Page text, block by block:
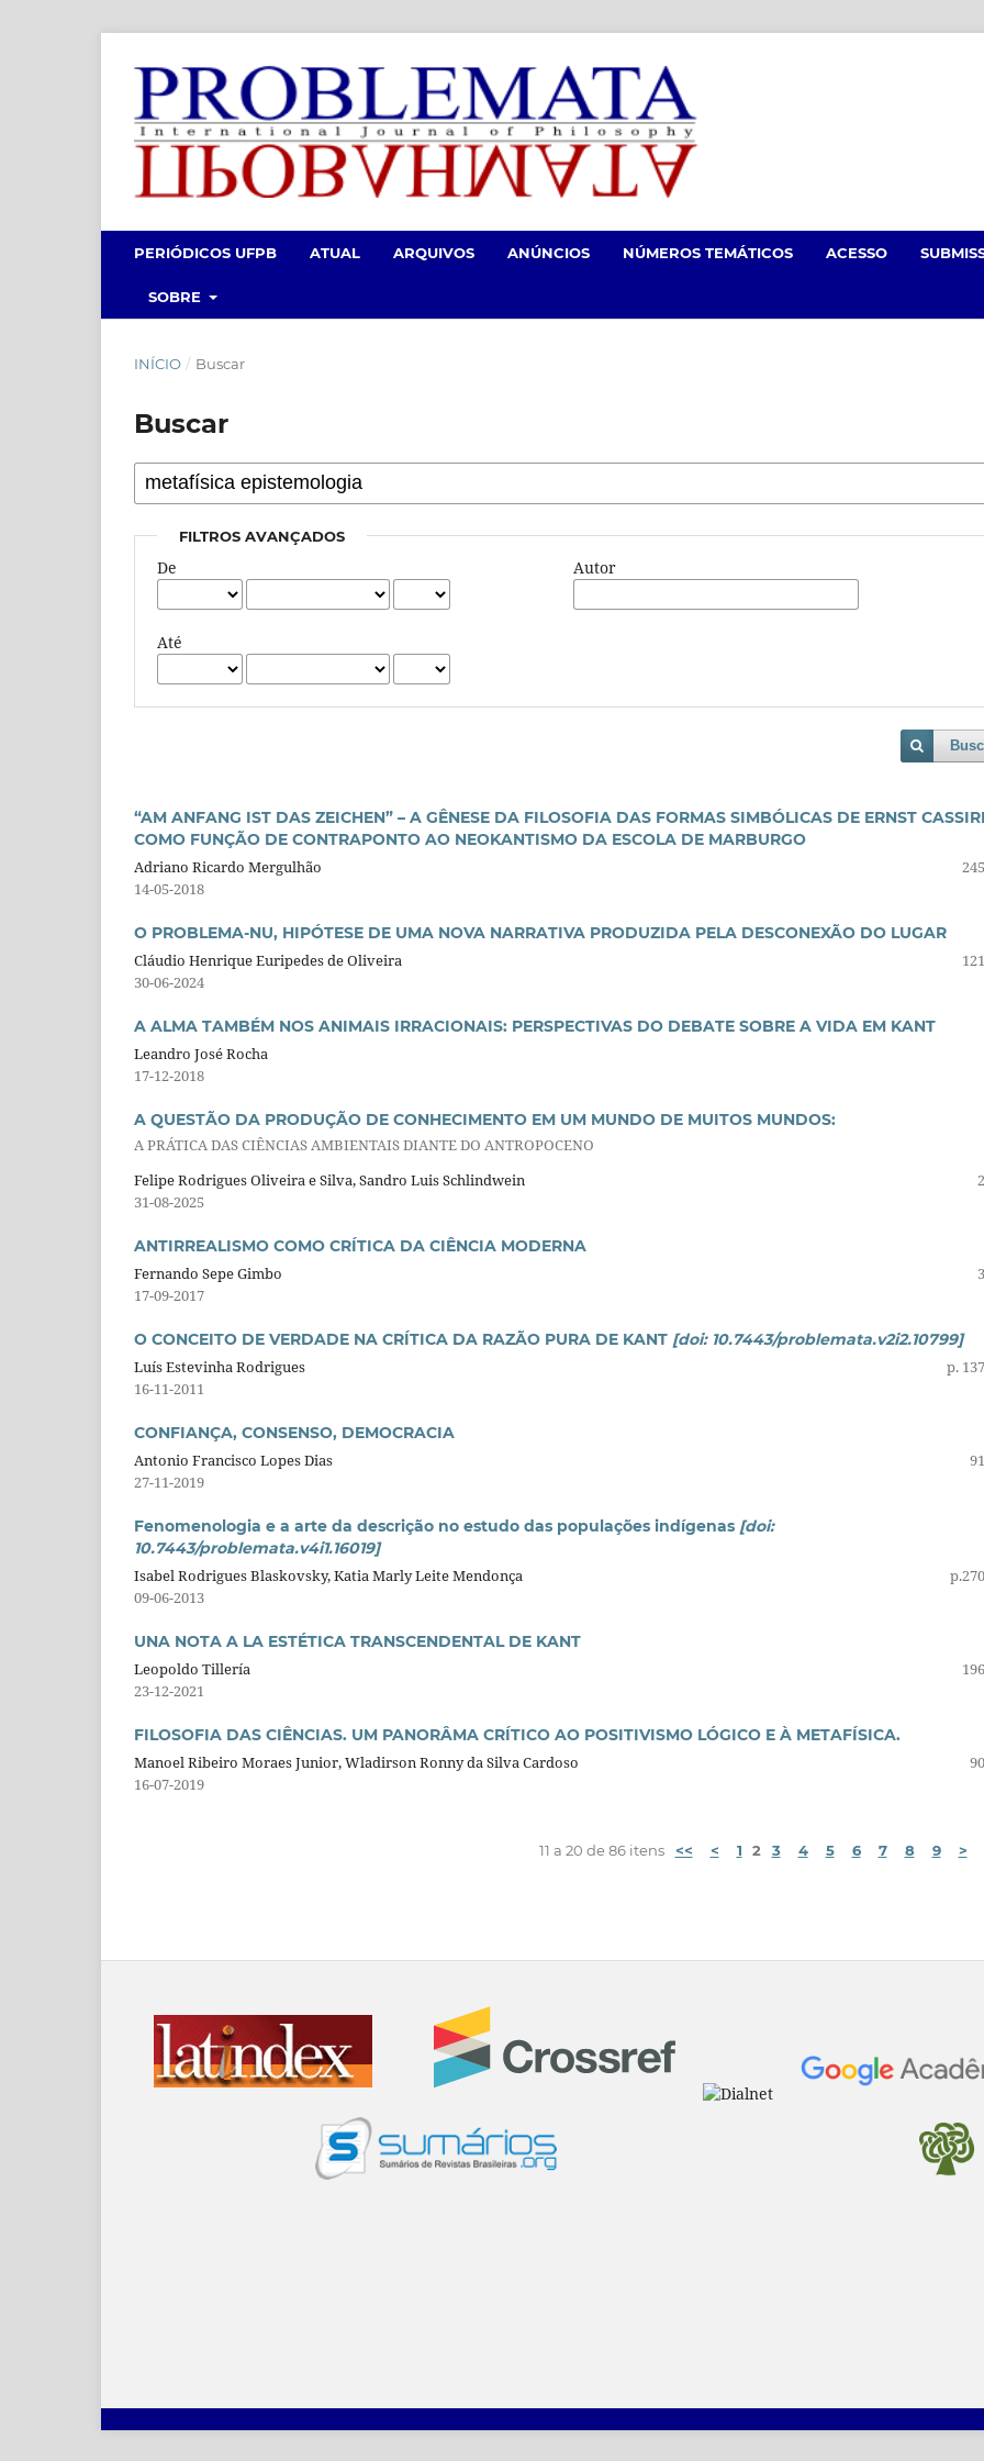
PERIÓDICOS UFPB ATUAL ARQUIVOS ANÚNCIOS NÚMEROS TEMÁTICOS ACESSO
SOBRE
INÍCIO / Buscar
Buscar
FILTROS AVANÇADOS
De
Até
Autor
“AM ANFANG IST DAS ZEICHEN” – A GÊNESE DA FILOSOFIA DAS FORMAS SIMBÓLICAS DE ERNST
COMO FUNÇÃO DE CONTRAPONTO AO NEOKANTISMO DA ESCOLA DE MARBURGO
Adriano Ricardo Mergulhão
14-05-2018
O PROBLEMA-NU, HIPÓTESE DE UMA NOVA NARRATIVA PRODUZIDA PELA DESCONEXÃO DO LUGAR
Cláudio Henrique Euripedes de Oliveira
30-06-2024
A ALMA TAMBÉM NOS ANIMAIS IRRACIONAIS: PERSPECTIVAS DO DEBATE SOBRE A VIDA EM KANT
Leandro José Rocha
17-12-2018
A QUESTÃO DA PRODUÇÃO DE CONHECIMENTO EM UM MUNDO DE MUITOS MUNDOS:
A PRÁTICA DAS CIÊNCIAS AMBIENTAIS DIANTE DO ANTROPOCENO
Felipe Rodrigues Oliveira e Silva, Sandro Luis Schlindwein
31-08-2025
ANTIRREALISMO COMO CRÍTICA DA CIÊNCIA MODERNA
Fernando Sepe Gimbo
17-09-2017
O CONCEITO DE VERDADE NA CRÍTICA DA RAZÃO PURA DE KANT [doi: 10.7443/problemata.v2i2.10799]
Luís Estevinha Rodrigues
p.
16-11-2011
CONFIANÇA, CONSENSO, DEMOCRACIA
Antonio Francisco Lopes Dias
27-11-2019
Fenomenologia e a arte da descrição no estudo das populações indígenas [doi:
10.7443/problemata.v4i1.16019]
Isabel Rodrigues Blaskovsky, Katia Marly Leite Mendonça
09-06-2013
UNA NOTA A LA ESTÉTICA TRANSCENDENTAL DE KANT
Leopoldo Tillería
23-12-2021
FILOSOFIA DAS CIÊNCIAS. UM PANORÂMA CRÍTICO AO POSITIVISMO LÓGICO E À METAFÍSICA.
Manoel Ribeiro Moraes Junior, Wladirson Ronny da Silva Cardoso
16-07-2019
11 a 20 de 86 itens << < 1 2 3 4 5 6 7 8 9 >